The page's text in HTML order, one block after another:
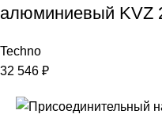
алюминиевый KVZ
Techno
32 546 ₽